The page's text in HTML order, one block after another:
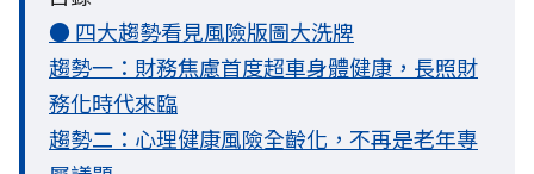
● 四大趨勢看見風險版圖大洗牌
趨勢一：財務焦慮首度超車身體健康，長照財
務化時代來臨
趨勢二：心理健康風險全齡化，不再是老年專